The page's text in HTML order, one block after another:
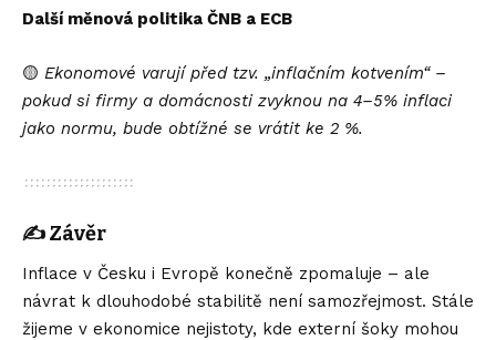
Další měnová politika ČNB a ECB
🟡 Ekonomové varují před tzv. „inflačním kotvením“ –
pokud si firmy a domácnosti zvyknou na 4–5% inflaci
jako normu, bude obtížné se vrátit ke 2 %.
✍️ Závěr
Inflace v Česku i Evropě konečně zpomaluje – ale
návrat k dlouhodobé stabilitě není samozřejmost. Stále
žijeme v ekonomice nejistoty, kde externí šoky mohou